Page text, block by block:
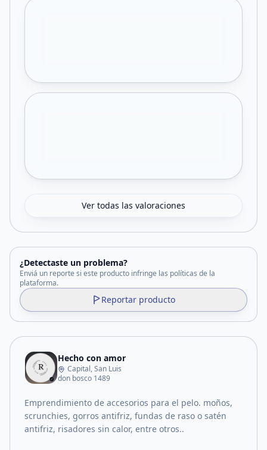
Ver todas las valoraciones
¿Detectaste un problema?
Enviá un reporte si este producto infringe las políticas de la
plataforma.
Reportar producto
Hecho con amor
Capital, San Luis
don bosco 1489
Emprendimiento de accesorios para el pelo. moños,
scrunchies, gorros antifriz, fundas de raso o satén
antifriz, risadores sin calor, entre otros..